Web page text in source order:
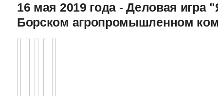
16 мая 2019 года - Деловая игра
Борском агропромышленном